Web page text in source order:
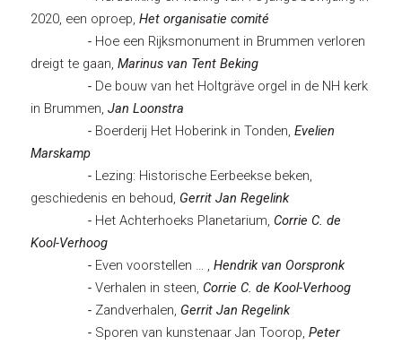
2020, een oproep,Het organisatie comité
- Hoe een Rijksmonument in Brummen verloren
dreigt te gaan,Marinus van Tent Beking
- De bouw van het Holtgräve orgel in de NH kerk
in Brummen,Jan Loonstra
- Boerderij Het Hoberink in Tonden,Evelien
Marskamp
- Lezing: Historische Eerbeekse beken,
geschiedenis en behoud, Gerrit Jan Regelink
- Het Achterhoeks Planetarium, Corrie C. de
Kool-Verhoog
- Even voorstellen … ,Hendrik van Oorspronk
-Verhalen in steen, Corrie C. de Kool-Verhoog
- Zandverhalen, Gerrit Jan Regelink
- Sporen van kunstenaar Jan Toorop,Peter